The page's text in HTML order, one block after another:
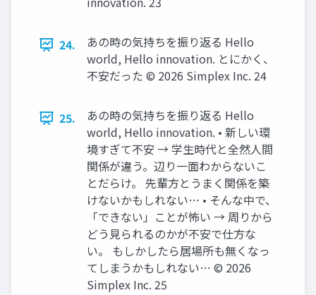
24.
あの時の気持ちを振り返る Hello
world, Hello innovation. とにかく、
不安だった ©️ 2026 Simplex Inc. 24
25.
あの時の気持ちを振り返る Hello
world, Hello innovation. • 新しい環
境すぎて不安 → 学生時代と全然人間
関係が違う。辺り一面わからないこ
とだらけ。 先輩方とうまく関係を築
けないかもしれない… • そんな中で、
「できない」ことが怖い → 周りから
どう見られるのかが不安で仕方な
い。 もしかしたら居場所も無くなっ
てしまうかもしれない… ©️ 2026
Simplex Inc. 25